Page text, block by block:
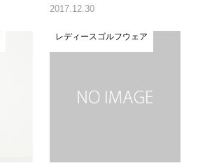
2017.12.30
レディースゴルフウェア